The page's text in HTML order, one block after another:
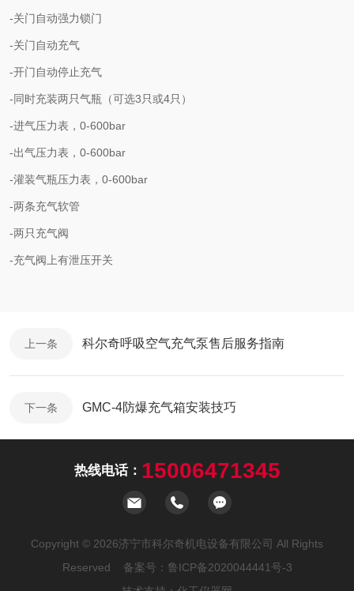
-关门自动强力锁门
-关门自动充气
-开门自动停止充气
-同时充装两只气瓶（可选3只或4只）
-进气压力表，0-600bar
-出气压力表，0-600bar
-灌装气瓶压力表，0-600bar
-两条充气软管
-两只充气阀
-充气阀上有泄压开关
上一条 科尔奇呼吸空气充气泵售后服务指南
下一条 GMC-4防爆充气箱安装技巧
热线电话： 15006471345
Copyright © 2026济宁市科尔奇机电设备有限公司 All Rights
Reserved 备案号： 鲁ICP备2020044441号-3